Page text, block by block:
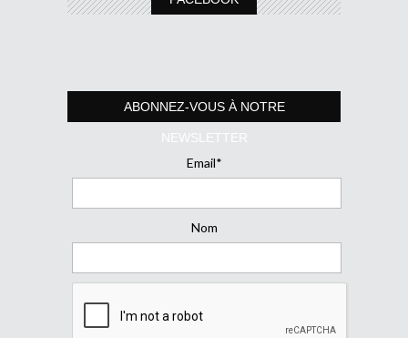
ABONNEZ-VOUS À NOTRE
NEWSLETTER
Email*
Nom